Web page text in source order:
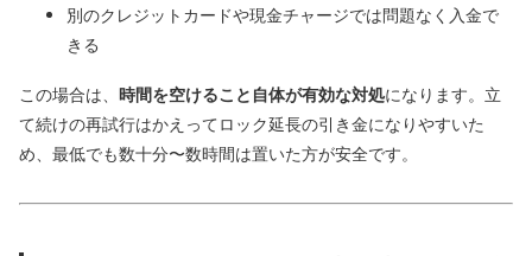
別のクレジットカードや現金チャージでは問題なく入金で
きる
この場合は、 時間を空けること自体が有効な対処になります。立
て続けの再試行はかえってロック延長の引き金になりやすいた
め、最低でも数十分〜数時間は置いた方が安全です。